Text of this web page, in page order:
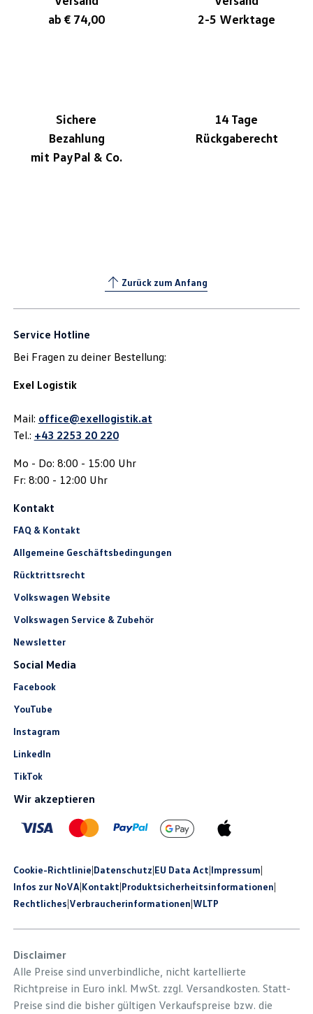
ab € 74,00
2-5 Werktage
Sichere
Bezahlung
mit PayPal & Co.
14 Tage
Rückgaberecht
Zurück zum Anfang
Service Hotline
Bei Fragen zu deiner Bestellung:
Exel Logistik
Mail: office@exellogistik.at
Tel.: +43 2253 20 220
Mo - Do: 8:00 - 15:00 Uhr
Fr: 8:00 - 12:00 Uhr
Kontakt
FAQ & Kontakt
Allgemeine Geschäftsbedingungen
Rücktrittsrecht
Volkswagen Website
Volkswagen Service & Zubehör
Newsletter
Social Media
Facebook
YouTube
Instagram
LinkedIn
TikTok
Wir akzeptieren
Cookie-Richtlinie|Datenschutz|EU Data Act|Impressum|
Infos zur NoVA|Kontakt|Produkt­sicherheits­informationen|
Rechtliches|Verbraucherinformationen|WLTP
Disclaimer
Alle Preise sind unverbindliche, nicht kartellierte
Richtpreise in Euro inkl. MwSt. zzgl. Versandkosten. Statt-
Preise sind die bisher gültigen Verkaufspreise bzw. die